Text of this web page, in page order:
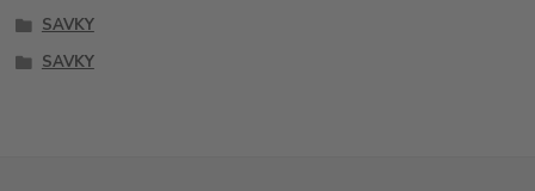
SAVKY
SAVKY